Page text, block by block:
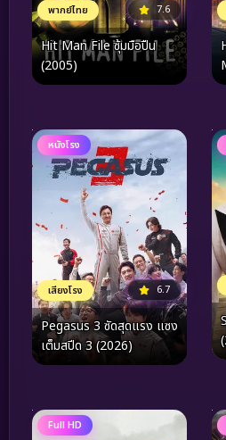
พากย์ไทย 7.6
Hit Man File ซุ้มมือปืน
(2005)
หนังโรง
เสียงโรง 6.7
Pegasus 3 ซัดสุดแรง แซง
เต็มสปีด 3 (2026)
Full HD